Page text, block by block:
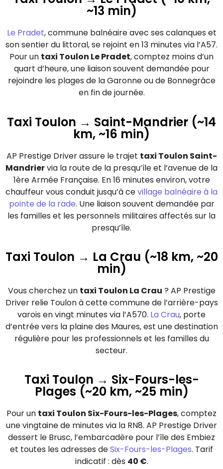
~13 min)
Le Pradet, commune balnéaire avec ses calanques et
son sentier du littoral, se rejoint en 13 minutes via l’A57.
Pour un taxi Toulon Le Pradet, comptez moins d’un
quart d’heure, une liaison souvent demandée pour
rejoindre les plages de la Garonne ou de Bonnegrâce
en fin de journée.
Taxi Toulon → Saint-Mandrier (~14
km, ~16 min)
AP Prestige Driver assure le trajet taxi Toulon Saint-
Mandriervia la route de la presqu’île et l’avenue de la
1ère Armée Française. En 16 minutes environ, votre
chauffeur vous conduit jusqu’à cevillage balnéaire à la
pointe de la rade. Une liaison souvent demandée par
les familles et les personnels militaires affectés sur la
presqu’île.
Taxi Toulon → La Crau (~18 km, ~20
min)
Vous cherchez un taxi Toulon La Crau ? AP Prestige
Driver relie Toulon à cette commune de l’arrière-pays
varois en vingt minutes via l’A570. La Crau, porte
d’entrée vers la plaine des Maures, est une destination
régulière pour les professionnels et les familles du
secteur.
Taxi Toulon → Six-Fours-les-
Plages (~20 km, ~25 min)
Pour un taxi Toulon Six-Fours-les-Plages, comptez
une vingtaine de minutes via la RN8. AP Prestige Driver
dessert le Brusc, l’embarcadère pour l’île des Embiez
et toutes les adresses deSix-Fours-les-Plages. Tarif
indicatif : dès 40 €.